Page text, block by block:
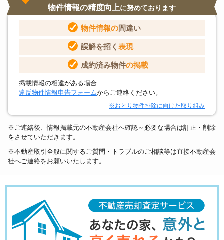
物件情報の精度向上に努めております
物件情報の間違い
誤解を招く 表現
成約済み物件の掲載
掲載情報の相違がある場合
違反物件情報申告フォームからご連絡ください。
※おとり物件排除に向けた取り組み
※ご連絡後、情報掲載元の不動産会社へ確認～必要な場合は訂正・削除
をさせていただきます。
※不動産取引全般に関するご質問・トラブルのご相談等は直接不動産会
社へご連絡をお願いいたします。